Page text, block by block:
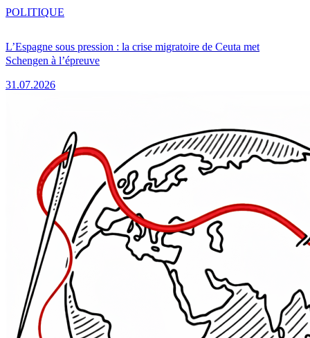
L’Espagne sous pression : la crise migratoire de Ceuta met
Schengen à l’épreuve
31.07.2026
POLITIQUE